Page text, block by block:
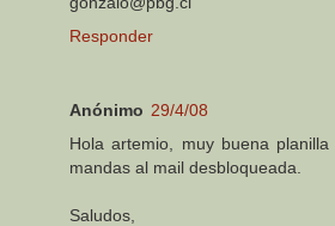
Responder
Anónimo 29/4/08
Hola artemio, muy buena
mandas al mail desbloqueada.
Saludos,